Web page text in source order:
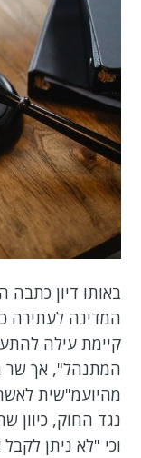
באותו דיון
המדינה לעתירה
קיימת עילה
המתנהל", אך שר
מהיועמ"שית
נגד החוק, כיוון
וכי "לא ניתן